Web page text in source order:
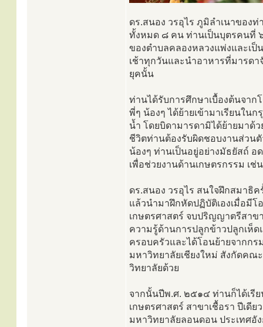
ดร.สนอง วรอุไร ภูมิลำเนาของ
ทั้งหมด ๘ คน ท่านเป็นบุตรคนที่
ของตำบลคลองหลวงแพ่งและเ
เช้าทุกวันและนำอาหารที่มารด
ยุคนั้น
ท่านได้รับการศึกษาเบื้องต้นจาก
พี่ๆ น้องๆ ได้ย้ายเข้ามาเรียนใน
น้ำ โดยบิดามารดามิได้ย้ายมาด้
ชีวิตท่านต้องรับผิดชอบงานส่วน
น้องๆ ท่านเป็นอยู่อย่างมัธยัสถ์ อ
เพื่อช่วยงานด้านเกษตรกรรม เช่
ดร.สนอง วรอุไร สนใจฝึกสมาธิ
แล้วนำมาฝึกหัดปฏิบัติเองเมื่อมี
เกษตรศาสตร์ จบปริญญาตรีสาข
ความรู้ด้านการปลูกข้าวปลูกเห็
ครอบครัวและได้โอนย้ายจากก
มหาวิทยาลัยเชียงใหม่ สังกัดคณ
วิทยาลัยด้วย
จากนั้นปีพ.ศ. ๒๕๑๔ ท่านก็ได้เรี
เกษตรศาสตร์ สาขาเชื้อรา ปีเดี
มหาวิทยาลัยลอนดอน ประเทศอั